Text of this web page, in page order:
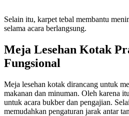
Selain itu, karpet tebal membantu
selama acara berlangsung.
Meja Lesehan Kotak
Fungsional
Meja lesehan kotak dirancang untuk
makanan dan minuman. Oleh karena
untuk acara bukber dan pengajian.
memudahkan pengaturan jarak antar